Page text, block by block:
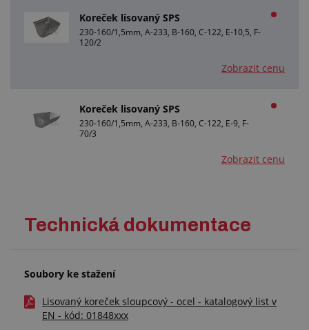
Koreček lisovaný SPS
230-160/1,5mm, A-233, B-160, C-122, E-10,5, F-
120/2
Zobrazit cenu
Koreček lisovaný SPS
230-160/1,5mm, A-233, B-160, C-122, E-9, F-
70/3
Zobrazit cenu
Technická dokumentace
Soubory ke stažení
Lisovaný koreček sloupcový - ocel - katalogový list v
EN - kód: 01848xxx